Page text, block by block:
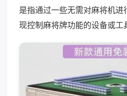
是指通过一些无需对麻将机进
现控制麻将牌功能的设备或工